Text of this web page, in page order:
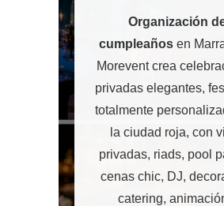
Organización
cumpleañosen
Morevent crea
privadas elegantes,
totalmente
la ciudad roja, con
privadas, riads, pool
cenas chic, DJ,
catering,